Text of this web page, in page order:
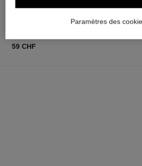
59 CHF
Paramètres des